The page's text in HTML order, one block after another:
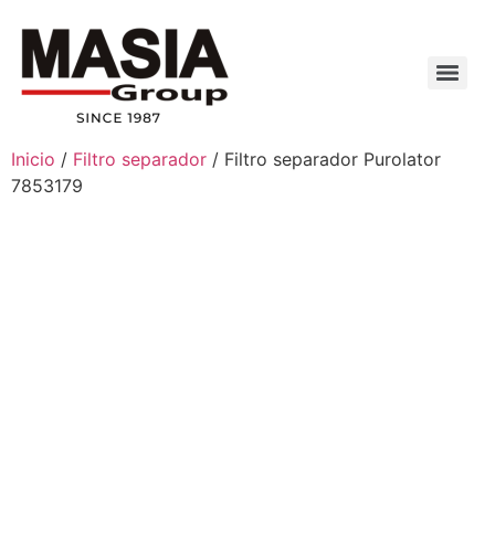
Inicio / Filtro separador / Filtro separador Purolator
7853179